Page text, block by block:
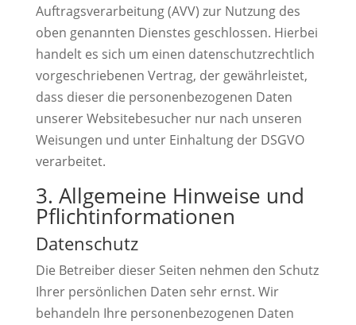
Auftragsverarbeitung (AVV) zur Nutzung des
oben genannten Dienstes geschlossen. Hierbei
handelt es sich um einen datenschutzrechtlich
vorgeschriebenen Vertrag, der gewährleistet,
dass dieser die personenbezogenen Daten
unserer Websitebesucher nur nach unseren
Weisungen und unter Einhaltung der DSGVO
verarbeitet.
3. Allgemeine Hinweise und
Pflicht­informationen
Datenschutz
Die Betreiber dieser Seiten nehmen den Schutz
Ihrer persönlichen Daten sehr ernst. Wir
behandeln Ihre personenbezogenen Daten